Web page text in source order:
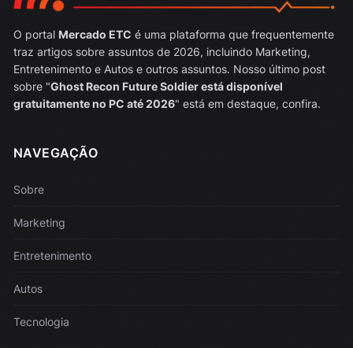
O portal Mercado ETC é uma plataforma que frequentemente
traz artigos sobre assuntos de 2026, incluindo Marketing,
Entretenimento e Autos e outros assuntos. Nosso último post
sobre "Ghost Recon Future Soldier está disponível
gratuitamente no PC até 2026" está em destaque, confira.
NAVEGAÇÃO
Sobre
Marketing
Entretenimento
Autos
Tecnologia